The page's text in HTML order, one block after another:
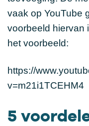
vaak op YouTube
voorbeeld hiervan
het voorbeeld:
https://
v=m21i1TCEHM4
5